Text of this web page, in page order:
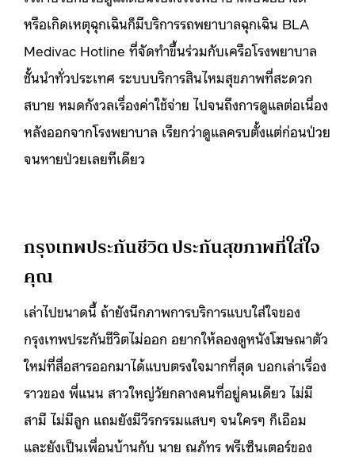
หรือเกิดเหตุฉุกเฉินก็มีบริการรถพยาบาลฉุกเฉิน BLA
Medivac Hotline ที่จัดทำขึ้นร่วมกับเครือโรงพยาบาล
ชั้นนำทั่วประเทศ ระบบบริการสินไหมสุขภาพที่สะดวก
สบาย หมดกังวลเรื่องค่าใช้จ่าย ไปจนถึงการดูแลต่อเนื่อง
หลังออกจากโรงพยาบาล เรียกว่าดูแลครบตั้งแต่ก่อนป่วย
จนหายป่วยเลยทีเดียว
กรุงเทพประกันชีวิต ประกันสุขภาพที่ใส่ใจ
คุณ
เล่าไปขนาดนี้ ถ้ายังนึกภาพการบริการแบบใส่ใจของ
กรุงเทพประกันชีวิตไม่ออก อยากให้ลองดูหนังโฆษณาตัว
ใหม่ที่สื่อสารออกมาได้แบบตรงใจมากที่สุด บอกเล่าเรื่อง
ราวของ พี่แนน สาวใหญ่วัยกลางคนที่อยู่คนเดียว ไม่มี
สามี ไม่มีลูก แถมยังมีวีรกรรมแสบๆ จนใครๆ ก็เอือม
และยังเป็นเพื่อนบ้านกับ นาย ณภัทร พรีเซ็นเตอร์ของ